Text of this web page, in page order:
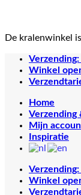
De kralenwinkel
naar
inhoud
Winkel
Home
Verzending
Mijn
Inspiratie
Winkel